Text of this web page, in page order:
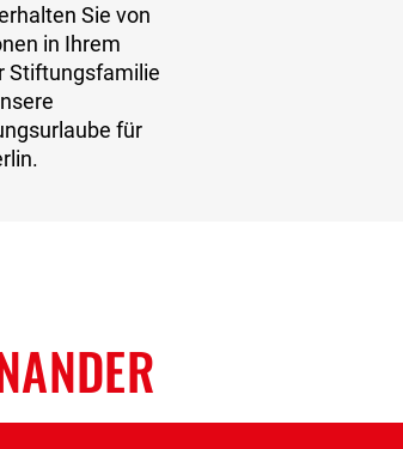
Sie von
in Ihrem
Stiftungsfamilie
für